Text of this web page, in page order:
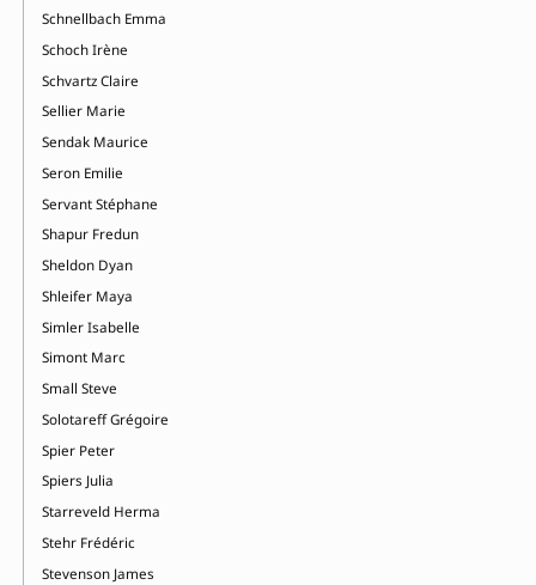
Schnellbach Emma
Schoch Irène
Schvartz Claire
Sellier Marie
Sendak Maurice
Seron Emilie
Servant Stéphane
Shapur Fredun
Sheldon Dyan
Shleifer Maya
Simler Isabelle
Simont Marc
Small Steve
Solotareff Grégoire
Spier Peter
Spiers Julia
Starreveld Herma
Stehr Frédéric
Stevenson James